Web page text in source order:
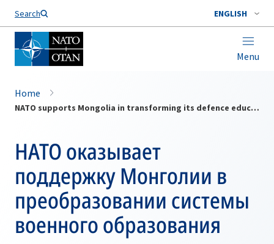
Search ENGLISH
Menu
Home
NATO supports Mongolia in transforming its defence education system
НАТО оказывает
поддержку Монголии в
преобразовании системы
военного образования